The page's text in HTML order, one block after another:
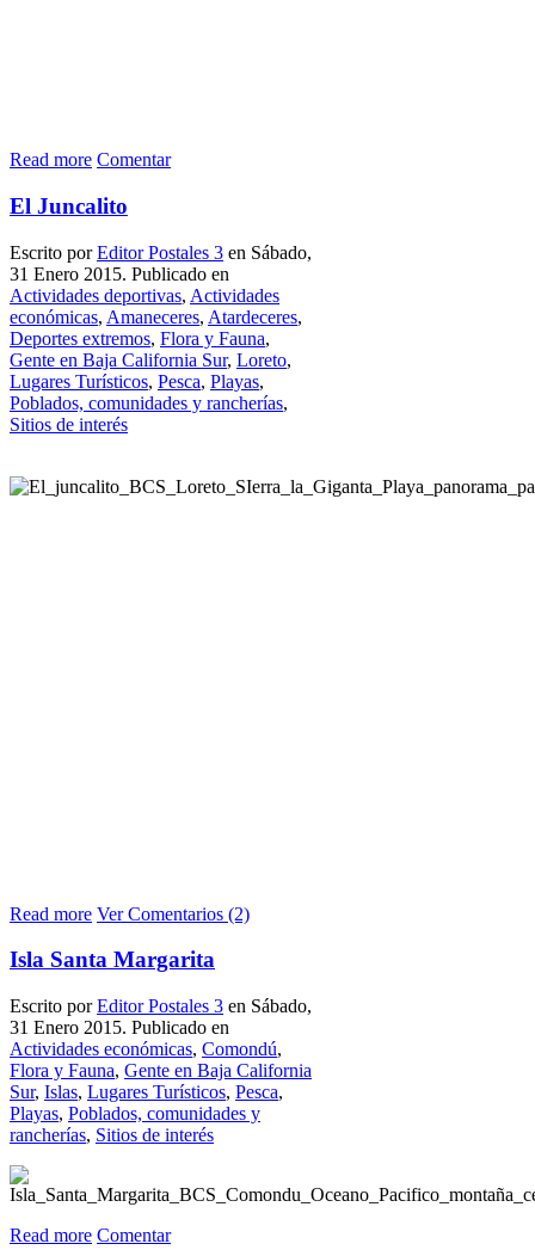
Read more Comentar
El Juncalito
Escrito porEditor Postales 3 en Sábado,
31 Enero 2015. Publicado en
Actividades deportivas, Actividades
económicas, Amaneceres, Atardeceres,
Deportes extremos, Flora y Fauna,
Gente en Baja California Sur, Loreto,
Lugares Turísticos, Pesca, Playas,
Poblados, comunidades y rancherías,
Sitios de interés
Read more Ver Comentarios (2)
Isla Santa Margarita
Escrito porEditor Postales 3 en Sábado,
31 Enero 2015. Publicado en
Actividades económicas, Comondú,
Flora y Fauna, Gente en Baja California
Sur, Islas, Lugares Turísticos, Pesca,
Playas, Poblados, comunidades y
rancherías, Sitios de interés
Read more Comentar